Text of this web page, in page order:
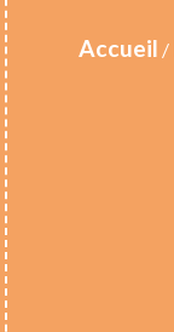
Accueil /